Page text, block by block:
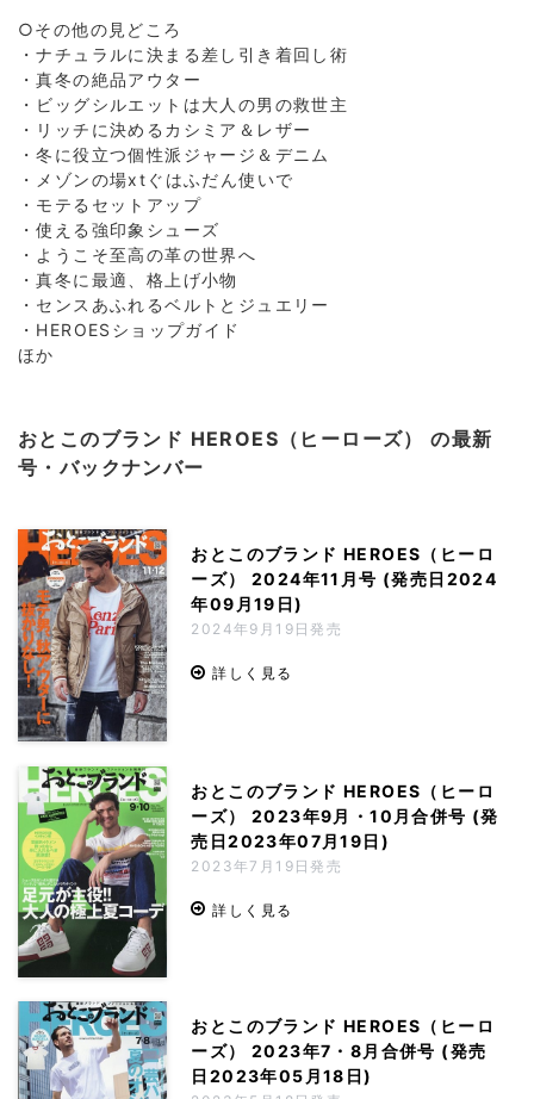
○その他の見どころ
・ナチュラルに決まる差し引き着回し術
・真冬の絶品アウター
・ビッグシルエットは大人の男の救世主
・リッチに決めるカシミア＆レザー
・冬に役立つ個性派ジャージ＆デニム
・メゾンの場xtぐはふだん使いで
・モテるセットアップ
・使える強印象シューズ
・ようこそ至高の革の世界へ
・真冬に最適、格上げ小物
・センスあふれるベルトとジュエリー
・HEROESショップガイド
ほか
おとこのブランド HEROES（ヒーローズ） の最新
号・バックナンバー
おとこのブランド HEROES（ヒーロ
ーズ） 2024年11月号 (発売日2024
年09月19日)
2024年9月19日発売
詳しく見る
おとこのブランド HEROES（ヒーロ
ーズ） 2023年9月・10月合併号 (発
売日2023年07月19日)
2023年7月19日発売
詳しく見る
おとこのブランド HEROES（ヒーロ
ーズ） 2023年7・8月合併号 (発売
日2023年05月18日)